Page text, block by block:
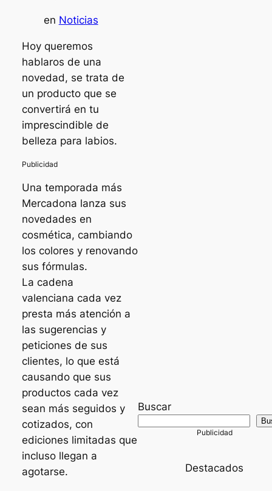
en Noticias
Hoy queremos
hablaros de una
novedad, se trata de
un producto que se
convertirá en tu
imprescindible de
belleza para labios.
Una temporada más
Mercadona lanza sus
novedades en
cosmética, cambiando
los colores y renovando
sus fórmulas.
La cadena
valenciana cada vez
presta más atención a
las sugerencias y
peticiones de sus
clientes, lo que está
causando que sus
productos cada vez
sean más seguidos y
cotizados, con
ediciones limitadas que
incluso llegan a
agotarse.
Buscar
Destacados